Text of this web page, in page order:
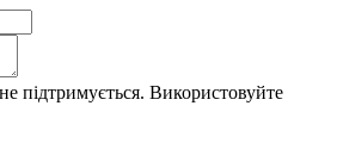
підтримується. Використовуйте